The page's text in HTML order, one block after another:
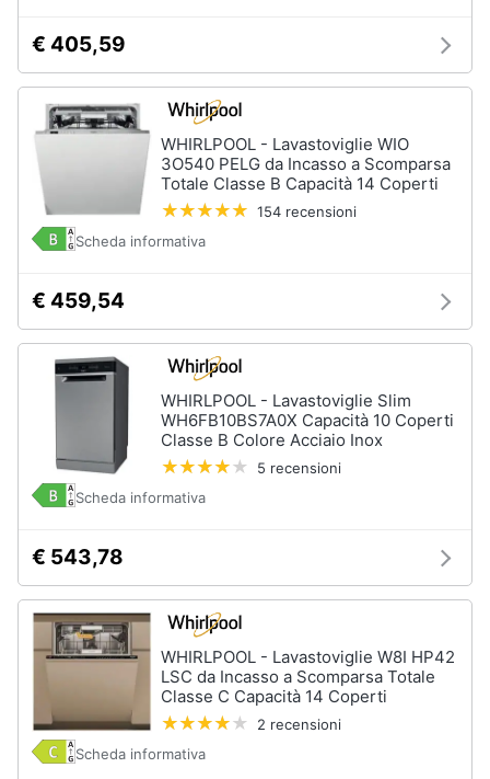
€ 405,59
WHIRLPOOL - Lavastoviglie WIO
3O540 PELG da Incasso a Scomparsa
Totale Classe B Capacità 14 Coperti
154 recensioni
Scheda informativa
€ 459,54
WHIRLPOOL - Lavastoviglie Slim
WH6FB10BS7A0X Capacità 10 Coperti
Classe B Colore Acciaio Inox
5 recensioni
Scheda informativa
€ 543,78
WHIRLPOOL - Lavastoviglie W8I HP42
LSC da Incasso a Scomparsa Totale
Classe C Capacità 14 Coperti
2 recensioni
Scheda informativa